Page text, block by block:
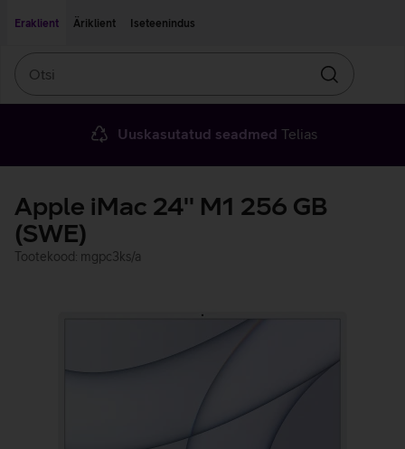
Eraklient
Äriklient Iseteenindus
Otsin
Uuskasutatud seadmed Telias
Apple iMac 24'' M1 256 GB
(SWE)
Tootekood: mgpc3ks/a